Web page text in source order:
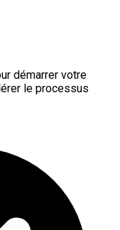
démarrer votre
le processus